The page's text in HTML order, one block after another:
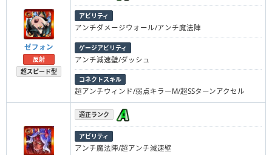
ゼフォン
反射
超スピード型
アビリティ
アンチダメージウォール/アンチ魔法陣
ゲージアビリティ
アンチ減速壁/ダッシュ
コネクトスキル
超アンチウィンド/弱点キラーM/超SSターンアクセル
適正ランク
アビリティ
アンチ魔法陣/超アンチ減速壁